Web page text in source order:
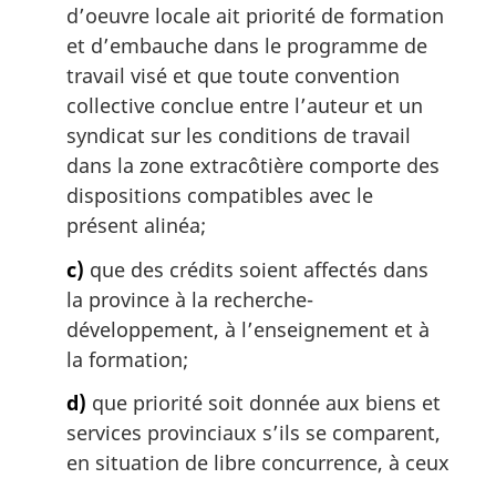
d’oeuvre locale ait priorité de formation
et d’embauche dans le programme de
travail visé et que toute convention
collective conclue entre l’auteur et un
syndicat sur les conditions de travail
dans la zone extracôtière comporte des
dispositions compatibles avec le
présent alinéa;
c) que des crédits soient affectés dans
la province à la recherche-
développement, à l’enseignement et à
la formation;
d) que priorité soit donnée aux biens et
services provinciaux s’ils se comparent,
en situation de libre concurrence, à ceux